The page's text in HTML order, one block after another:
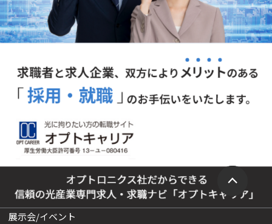
展示会/イベント